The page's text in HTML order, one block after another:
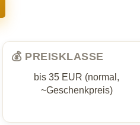
💰 PREISKLASSE
bis 35 EUR (normal,
~Geschenkpreis)